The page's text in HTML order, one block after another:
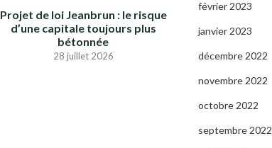
Projet de loi Jeanbrun : le risque
d’une capitale toujours plus
bétonnée
28 juillet 2026
février 2023
janvier 2023
décembre 2022
novembre 2022
octobre 2022
septembre 2022